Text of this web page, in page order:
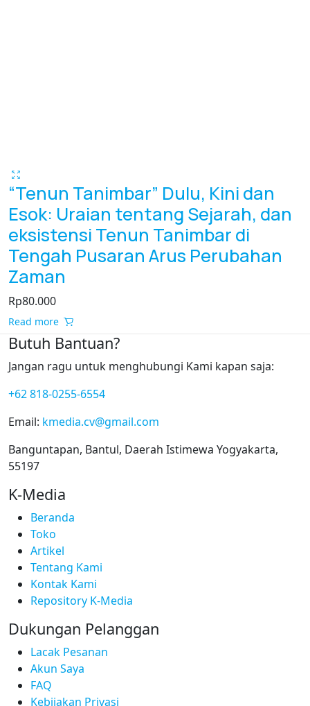
“Tenun Tanimbar” Dulu, Kini dan
Esok: Uraian tentang Sejarah, dan
eksistensi Tenun Tanimbar di
Tengah Pusaran Arus Perubahan
Zaman
Rp80.000
Read more
Butuh Bantuan?
Jangan ragu untuk menghubungi Kami kapan saja:
+62 818-0255-6554
Email: kmedia.cv@gmail.com
Banguntapan, Bantul, Daerah Istimewa Yogyakarta,
55197
K-Media
Beranda
Toko
Artikel
Tentang Kami
Kontak Kami
Repository K-Media
Dukungan Pelanggan
Lacak Pesanan
Akun Saya
FAQ
Kebijakan Privasi